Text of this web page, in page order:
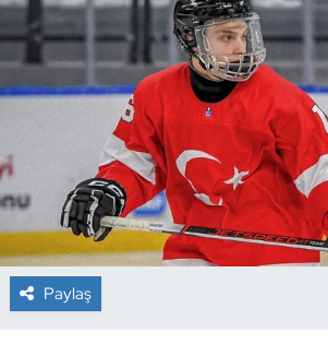
Paylaş
Buz Pateni
Çim Hokeyi
Cimnastik
Curling
Dağcılık
Dans Sporları